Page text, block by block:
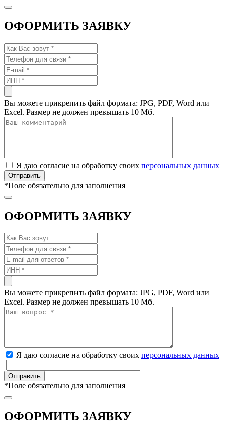
ОФОРМИТЬ ЗАЯВКУ
Вы можете прикрепить файл формата: JPG, PDF, Word или
Excel. Размер не должен превышать 10 Мб.
Я даю согласие на обработку своих персональных данных
*Поле обязательно для заполнения
ОФОРМИТЬ ЗАЯВКУ
Вы можете прикрепить файл формата: JPG, PDF, Word или
Excel. Размер не должен превышать 10 Мб.
Я даю согласие на обработку своих персональных данных
*Поле обязательно для заполнения
ОФОРМИТЬ ЗАЯВКУ